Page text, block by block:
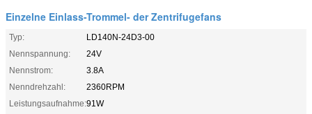
Einzelne Einlass-Trommel- der Zentrifugefans
Typ:
LD140N-24D3-00
Nennspannung:
24V
Nennstrom:
3.8A
Nenndrehzahl:
2360RPM
Leistungsaufnahme:91W